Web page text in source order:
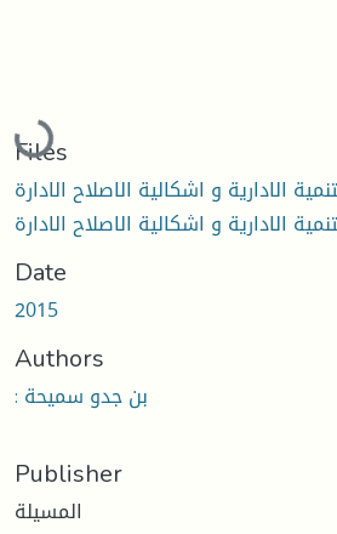
Loading...
Files
Date
2015
Authors
: بن جدو سميحة
Publisher
المسيلة